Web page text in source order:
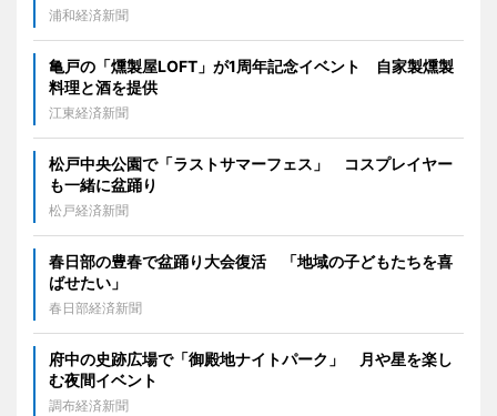
浦和経済新聞
亀戸の「燻製屋LOFT」が1周年記念イベント 自家製燻製
料理と酒を提供
江東経済新聞
松戸中央公園で「ラストサマーフェス」 コスプレイヤー
も一緒に盆踊り
松戸経済新聞
春日部の豊春で盆踊り大会復活 「地域の子どもたちを喜
ばせたい」
春日部経済新聞
府中の史跡広場で「御殿地ナイトパーク」 月や星を楽し
む夜間イベント
調布経済新聞